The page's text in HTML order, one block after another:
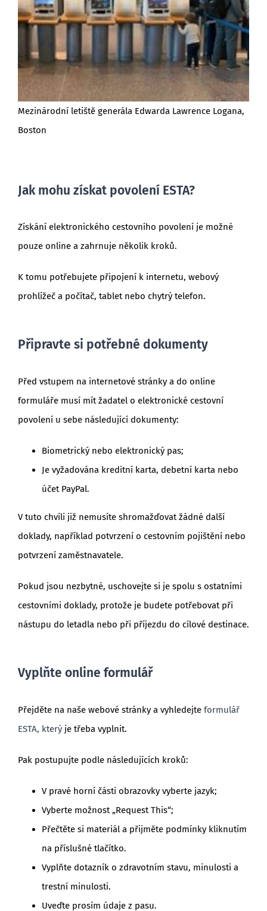
Mezinárodní letiště generála Edwarda Lawrence Logana,
Boston
Jak mohu získat povolení ESTA?
Získání elektronického cestovního povolení je možné
pouze online a zahrnuje několik kroků.
K tomu potřebujete připojení k internetu, webový
prohlížeč a počítač, tablet nebo chytrý telefon.
Připravte si potřebné dokumenty
Před vstupem na internetové stránky a do online
formuláře musí mít žadatel o elektronické cestovní
povolení u sebe následující dokumenty:
Biometrický nebo elektronický pas;
Je vyžadována kreditní karta, debetní karta nebo
účet PayPal.
V tuto chvíli již nemusíte shromažďovat žádné další
doklady, například potvrzení o cestovním pojištění nebo
potvrzení zaměstnavatele.
Pokud jsou nezbytné, uschovejte si je spolu s ostatními
cestovními doklady, protože je budete potřebovat při
nástupu do letadla nebo při příjezdu do cílové destinace.
Vyplňte online formulář
Přejděte na naše webové stránky a vyhledejte formulář
ESTA, kterýje třeba vyplnit.
Pak postupujte podle následujících kroků:
V pravé horní části obrazovky vyberte jazyk;
Vyberte možnost „Request This“;
Přečtěte si materiál a přijměte podmínky kliknutím
na příslušné tlačítko.
Vyplňte dotazník o zdravotním stavu, minulosti a
trestní minulosti.
Uveďte prosím údaje z pasu.